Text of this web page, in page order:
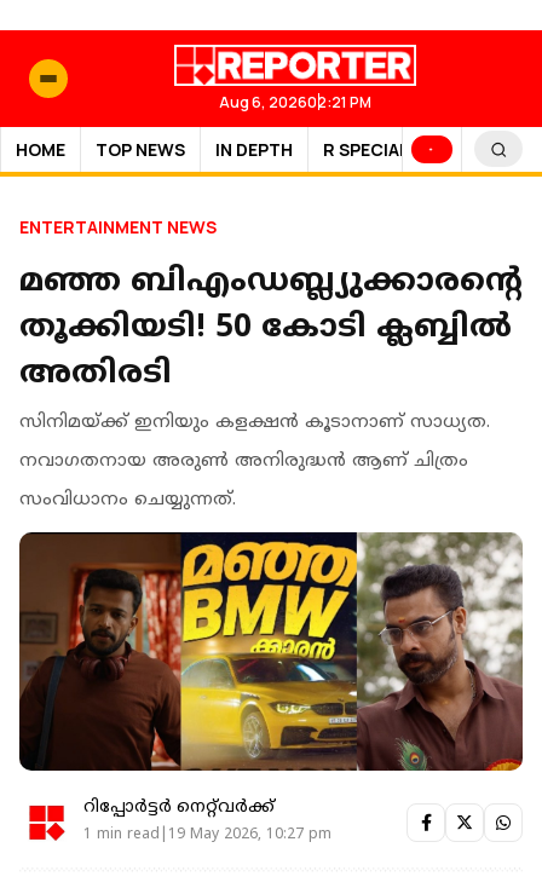
Aug 6, 202602:21 PM
HOME TOP NEWS IN DEPTH R SPECIAL SPORTS
ENTERTAINMENT NEWS
മഞ്ഞ ബിഎംഡബ്ല്യുക്കാരന്റെ
തൂക്കിയടി! 50 കോടി ക്ലബ്ബിൽ
അതിരടി
സിനിമയ്ക്ക് ഇനിയും കളക്ഷൻ കൂടാനാണ് സാധ്യത.
നവാഗതനായ അരുണ്‍ അനിരുദ്ധന്‍ ആണ് ചിത്രം
സംവിധാനം ചെയ്യുന്നത്.
റിപ്പോർട്ടർ നെറ്റ്‌വര്‍ക്ക്‌
1 min read|19 May 2026, 10:27 pm